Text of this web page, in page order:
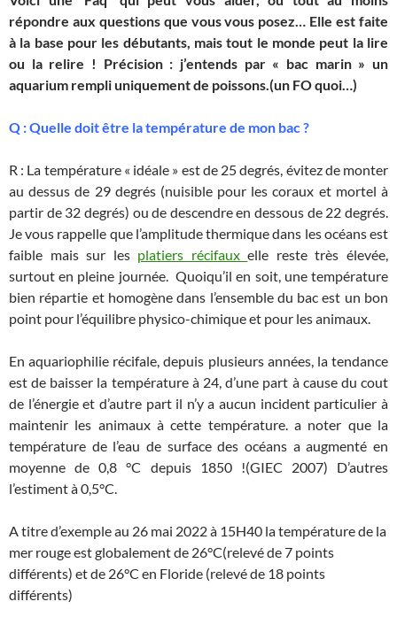
répondre aux questions que vous vous posez… Elle est faite
à la base pour les débutants, mais tout le monde peut la lire
ou la relire ! Précision : j’entends par « bac marin » un
aquarium rempli uniquement de poissons.(un FO quoi…)
Q : Quelle doit être la température de mon bac ?
R : La température « idéale » est de 25 degrés, évitez de monter
au dessus de 29 degrés (nuisible pour les coraux et mortel à
partir de 32 degrés) ou de descendre en dessous de 22 degrés.
Je vous rappelle que l’amplitude thermique dans les océans est
faible mais sur les platiers récifauxelle reste très élevée,
surtout en pleine journée. Quoiqu’il en soit, une température
bien répartie et homogène dans l’ensemble du bac est un bon
point pour l’équilibre physico-chimique et pour les animaux.
En aquariophilie récifale, depuis plusieurs années, la tendance
est de baisser la température à 24, d’une part à cause du cout
de l’énergie et d’autre part il n’y a aucun incident particulier à
maintenir les animaux à cette température. a noter que la
température de l’eau de surface des océans a augmenté en
moyenne de 0,8 °C depuis 1850 !(GIEC 2007) D’autres
l’estiment à 0,5°C.
A titre d’exemple au 26 mai 2022 à 15H40 la température de la
mer rouge est globalement de 26°C(relevé de 7 points
différents) et de 26°C en Floride (relevé de 18 points
différents)